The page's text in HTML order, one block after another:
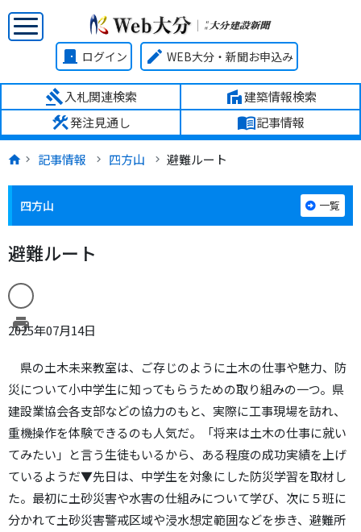
door_front ログイン edit WEB大分・新聞お申込み
gavel入札関連検索 villa建築情報検索
construction発注見通し menu_book記事情報
記事情報 四方山 避難ルート
四方山 一覧
避難ルート
print
2025年07月14日
県の土木未来教室は、ご存じのように土木の仕事や魅力、防
災について小中学生に知ってもらうための取り組みの一つ。県
建設業協会各支部などの協力のもと、実際に工事現場を訪れ、
重機操作を体験できるのも人気だ。「将来は土木の仕事に就い
てみたい」と言う生徒もいるから、ある程度の成功実績を上げ
ているようだ▼先日は、中学生を対象にした防災学習を取材し
た。最初に土砂災害や水害の仕組みについて学び、次に５班に
分かれて土砂災害警戒区域や浸水想定範囲などを歩き、避難所